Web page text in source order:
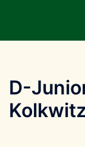
springen
D-